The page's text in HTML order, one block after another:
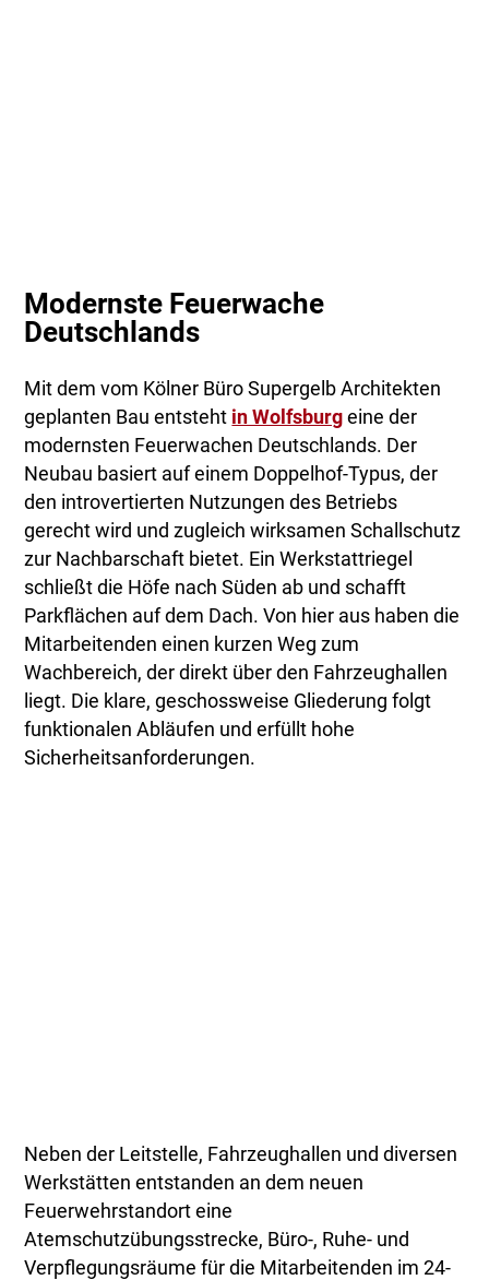
Modernste Feuerwache
Deutschlands
Mit dem vom Kölner Büro Supergelb Architekten
geplanten Bau entsteht in Wolfsburg eine der
modernsten Feuerwachen Deutschlands. Der
Neubau basiert auf einem Doppelhof-Typus, der
den introvertierten Nutzungen des Betriebs
gerecht wird und zugleich wirksamen Schallschutz
zur Nachbarschaft bietet. Ein Werkstattriegel
schließt die Höfe nach Süden ab und schafft
Parkflächen auf dem Dach. Von hier aus haben die
Mitarbeitenden einen kurzen Weg zum
Wachbereich, der direkt über den Fahrzeughallen
liegt. Die klare, geschossweise Gliederung folgt
funktionalen Abläufen und erfüllt hohe
Sicherheitsanforderungen.
Neben der Leitstelle, Fahrzeughallen und diversen
Werkstätten entstanden an dem neuen
Feuerwehrstandort eine
Atemschutzübungsstrecke, Büro-, Ruhe- und
Verpflegungsräume für die Mitarbeitenden im 24-